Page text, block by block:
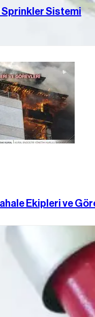
Sprinkler Sistemi
Ekipleri ve